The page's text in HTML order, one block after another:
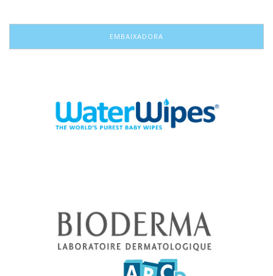
EMBAIXADORA